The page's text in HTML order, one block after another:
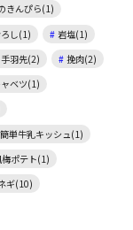
きんぴら(1)
し(1)
岩塩(1)
手羽先(2)
挽肉(2)
ベツ(1)
単牛乳キッシュ(1)
ポテト(1)
ギ(10)